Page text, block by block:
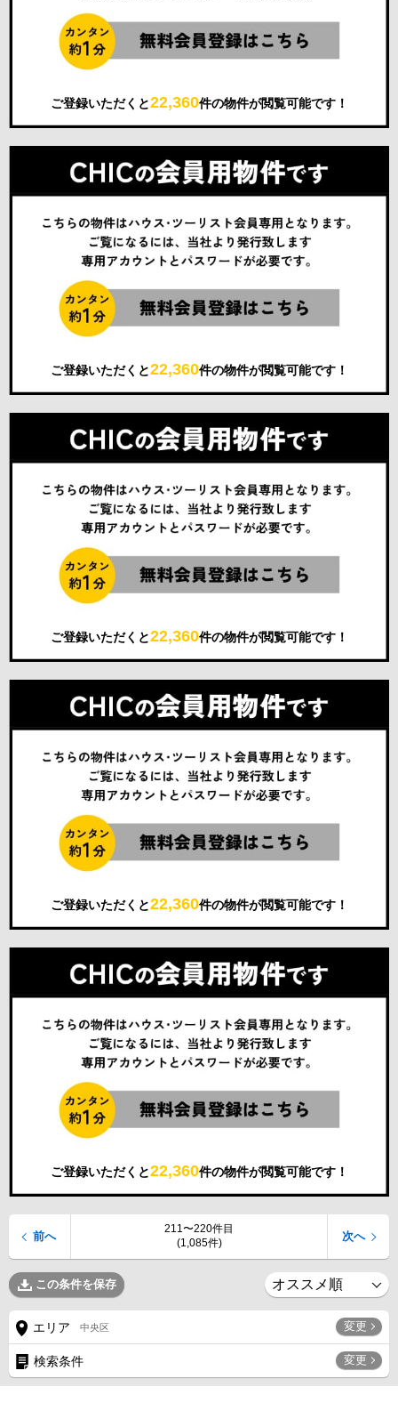
ご登録いただくと22,360件の物件が閲覧可能です！
ご登録いただくと22,360件の物件が閲覧可能です！
ご登録いただくと22,360件の物件が閲覧可能です！
ご登録いただくと22,360件の物件が閲覧可能です！
ご登録いただくと22,360件の物件が閲覧可能です！
211〜220件目
(1,085件)
前へ 次へ
この条件を保存
エリア 中央区 変更
検索条件 変更